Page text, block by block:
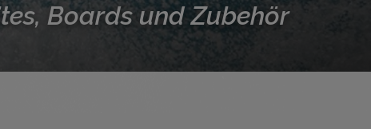
Boards und Zubehör